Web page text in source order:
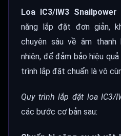
Loa IC3/IW3 Snailpower
năng lắp đặt đơn giản,
chuyên sâu về âm
nhiên, để đảm bảo hiệu
trình lắp đặt chuẩn là vô
Quy trình lắp đặt loa IC3/
các bước cơ bản sau: